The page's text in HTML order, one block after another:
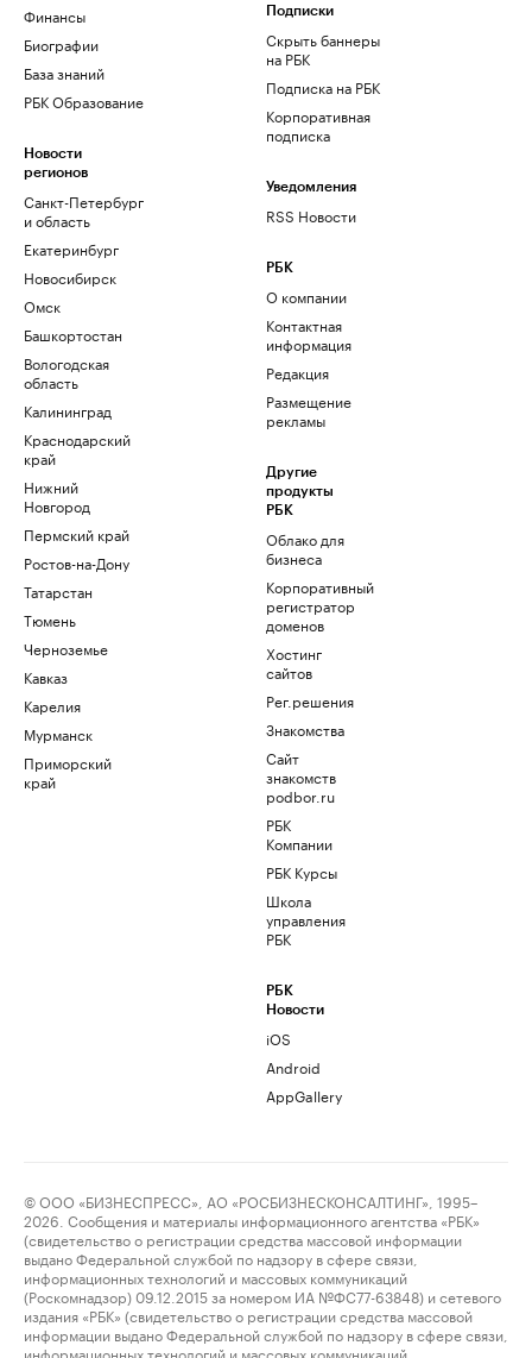
Финансы
Биографии
База знаний
РБК Образование
Новости
регионов
Санкт-Петербург
и область
Екатеринбург
Новосибирск
Омск
Башкортостан
Вологодская
область
Калининград
Краснодарский
край
Нижний
Новгород
Пермский край
Ростов-на-Дону
Татарстан
Тюмень
Черноземье
Кавказ
Карелия
Мурманск
Приморский
край
Подписки
Скрыть баннеры
на РБК
Подписка на РБК
Корпоративная
подписка
Уведомления
RSS Новости
РБК
О компании
Контактная
информация
Редакция
Размещение
рекламы
Другие
продукты
РБК
Облако для
бизнеса
Корпоративный
регистратор
доменов
Хостинг
сайтов
Рег.решения
Знакомства
Сайт
знакомств
podbor.ru
РБК
Компании
РБК Курсы
Школа
управления
РБК
РБК
Новости
iOS
Android
AppGallery
© ООО «БИЗНЕСПРЕСС», АО «РОСБИЗНЕСКОНСАЛТИНГ», 1995–
2026. Сообщения и материалы информационного агентства «РБК»
(свидетельство о регистрации средства массовой информации
выдано Федеральной службой по надзору в сфере связи,
информационных технологий и массовых коммуникаций
(Роскомнадзор) 09.12.2015 за номером ИА №ФС77-63848) и сетевого
издания «РБК» (свидетельство о регистрации средства массовой
информации выдано Федеральной службой по надзору в сфере связи,
информационных технологий и массовых коммуникаций